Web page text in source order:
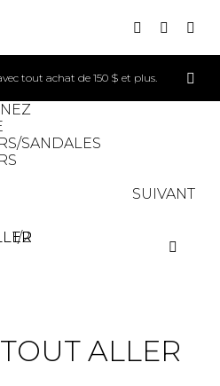
tout achat de 150 $ et plus.
SANDALES
SUIVANT
1/2
ALLER